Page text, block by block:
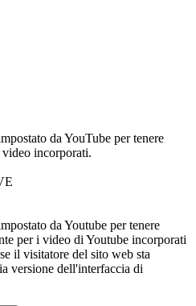
da YouTube per tenere
incorporati.
da Youtube per tenere
per i video di Youtube incorporati
il visitatore del sito web sta
versione dell'interfaccia di